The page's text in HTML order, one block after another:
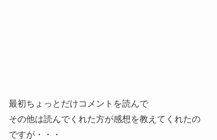
最初ちょっとだけコメントを読んで
その他は読んでくれた方が感想を教えてくれたの
ですが・・・